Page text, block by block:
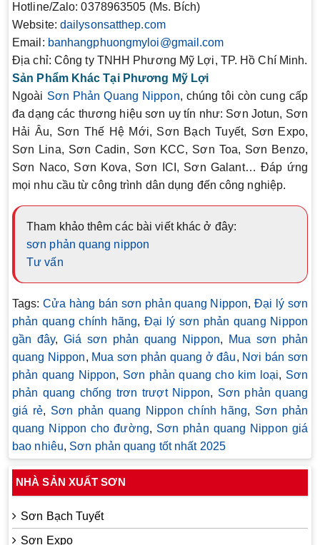
Hotline/Zalo: 0378963505 (Ms. Bích)
Website: dailysonsatthep.com
Email : banhangphuongmyloi@gmail.com
Địa chỉ: Công ty TNHH Phương Mỹ Lợi, TP. Hồ Chí Minh.
Sản Phẩm Khác Tại Phương Mỹ Lợi
Ngoài Sơn Phản Quang Nippon, chúng tôi còn cung cấp
đa dạng các thương hiệu sơn uy tín như: Sơn Jotun, Sơn
Hải Âu, Sơn Thế Hệ Mới, Sơn Bạch Tuyết, Sơn Expo,
Sơn Lina, Sơn Cadin, Sơn KCC, Sơn Toa, Sơn Benzo,
Sơn Naco, Sơn Kova, Sơn ICI, Sơn Galant… Đáp ứng
mọi nhu cầu từ công trình dân dụng đến công nghiệp.
Tham khảo thêm các bài viết khác ở đây:
sơn phản quang nippon
Tư vấn
Tags: Cửa hàng bán sơn phản quang Nippon, Đại lý sơn
phản quang chính hãng, Đại lý sơn phản quang Nippon
gần đây,Giá sơn phản quang Nippon,
Mua sơn phản
quang Nippon, Mua sơn phản quang ở đâu, Nơi bán sơn
phản quang Nippon, Sơn phản quang cho kim loại, Sơn
phản quang chống trơn trượt Nippon, Sơn phản quang
giá rẻ, Sơn phản quang Nippon chính hãng, Sơn phản
quang Nippon cho đường, Sơn phản quang Nippon giá
bao nhiêu, Sơn phản quang tốt nhất 2025
NHÀ SẢN XUẤT SƠN
Sơn Bạch Tuyết
Sơn Expo